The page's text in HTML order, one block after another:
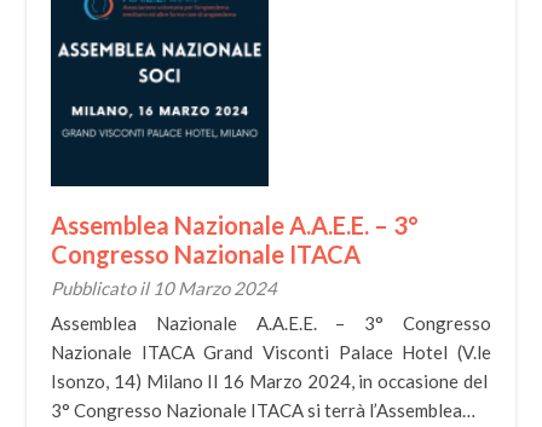
Assemblea Nazionale A.A.E.E. – 3°
Congresso Nazionale ITACA
Pubblicato il 10 Marzo 2024
Assemblea Nazionale A.A.E.E. – 3° Congresso
Nazionale ITACA Grand Visconti Palace Hotel (V.le
Isonzo, 14) Milano Il 16 Marzo 2024, in occasione del
3° Congresso Nazionale ITACA si terrà l’Assemblea…